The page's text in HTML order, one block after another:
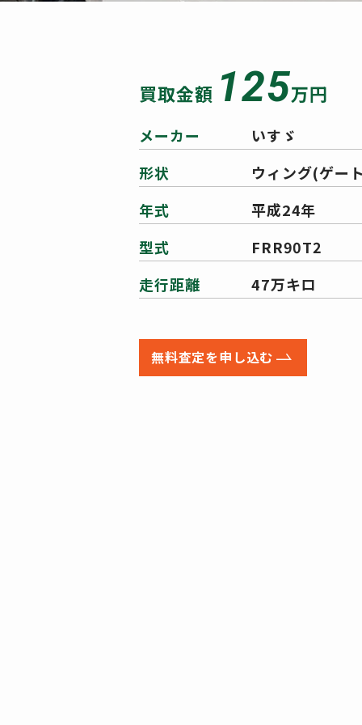
買取金額 125万円
メーカー
いすゞ
形状
ウィング(ゲー
年式
平成24年
型式
FRR90T2
走行距離
47万キロ
無料査定を申し込む